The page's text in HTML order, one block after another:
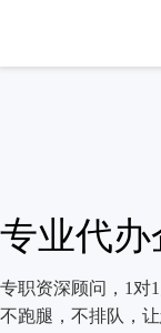
专业代
专职资深顾问，1对
不跑腿，不排队，